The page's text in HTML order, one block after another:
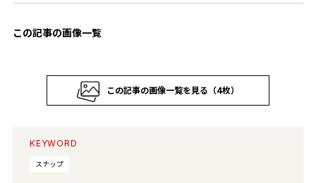
この記事の画像一覧
この記事の画像一覧を見る（4枚）
KEYWORD
スナップ